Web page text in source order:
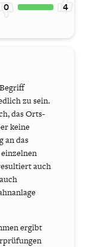
0 4
zu sein.
das Orts-
keine
an das
auch
ergibt